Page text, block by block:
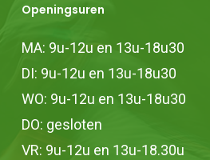
Openingsuren
MA: 9u-12u en 13u-18u30
DI: 9u-12u en 13u-18u30
WO: 9u-12u en 13u-18u30
DO: gesloten
VR: 9u-12u en 13u-18.30u